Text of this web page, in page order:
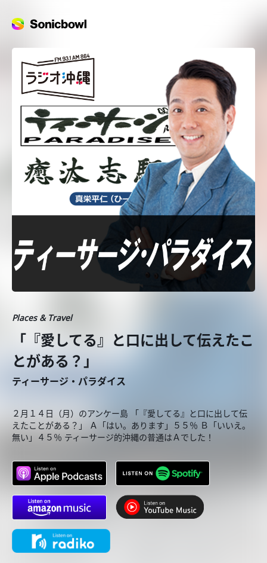
Places & Travel
「『愛してる』と口に出して伝えたこ
とがある？」
ティーサージ・パラダイス
２月１４日（月）のアンケー島 「『愛してる』と口に出して伝
えたことがある？」 Ａ「はい。あります」５５％ Ｂ「いいえ。
無い」４５％ ティーサージ的沖縄の普通はＡでした！